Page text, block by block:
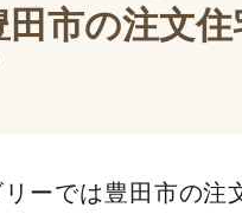
田市の注文
ーでは豊田市の注